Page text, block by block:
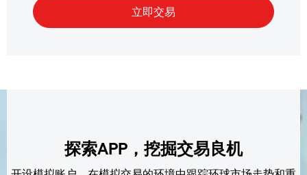
探索APP，挖掘交易良机